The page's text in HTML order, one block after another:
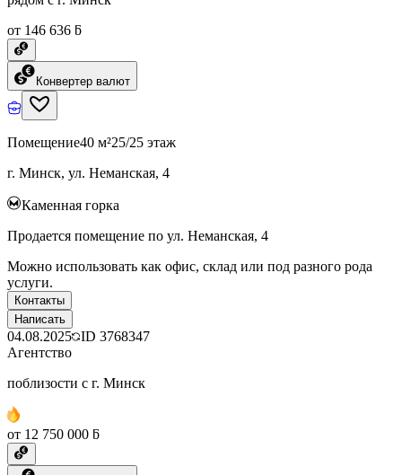
от 146 636 ƃ
Конвертер валют
Помещение40 м²25/25 этаж
г. Минск, ул. Неманская, 4
Каменная горка
Продается помещение по ул. Неманская, 4
Можно использовать как офис, склад или под разного рода
услуги.
Контакты
Написать
04.08.2025 ID 3768347
Агентство
поблизости с г. Минск
от 12 750 000 ƃ